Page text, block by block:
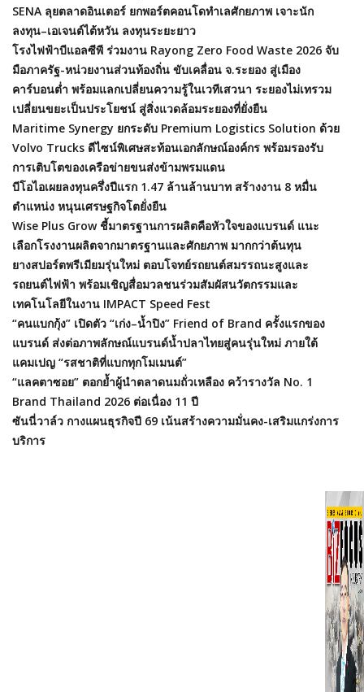
SENA ลุยตลาดอินเตอร์ ยกพอร์ตคอนโดทำเลศักยภาพ เจาะนัก
ลงทุน–เอเจนต์ไต้หวัน ลงทุนระยะยาว
โรงไฟฟ้าบีแอลซีพี ร่วมงาน Rayong Zero Food Waste 2026 จับ
มือภาครัฐ-หน่วยงานส่วนท้องถิ่น ขับเคลื่อน จ.ระยอง สู่เมือง
คาร์บอนต่ำ พร้อมแลกเปลี่ยนความรู้ในเวทีเสวนา ระยองไม่เทรวม
เปลี่ยนขยะเป็นประโยชน์ สู่สิ่งแวดล้อมระยองที่ยั่งยืน
Maritime Synergy ยกระดับ Premium Logistics Solution ด้วย
Volvo Trucks ดีไซน์พิเศษสะท้อนเอกลักษณ์องค์กร พร้อมรองรับ
การเติบโตของเครือข่ายขนส่งข้ามพรมแดน
บีโอไอเผยลงทุนครึ่งปีแรก 1.47 ล้านล้านบาท สร้างงาน 8 หมื่น
ตำแหน่ง หนุนเศรษฐกิจโตยั่งยืน
Wise Plus Grow ชี้มาตรฐานการผลิตคือหัวใจของแบรนด์ แนะ
เลือกโรงงานผลิตจากมาตรฐานและศักยภาพ มากกว่าต้นทุน
ยางสปอร์ตพรีเมียมรุ่นใหม่ ตอบโจทย์รถยนต์สมรรถนะสูงและ
รถยนต์ไฟฟ้า พร้อมเชิญสื่อมวลชนร่วมสัมผัสนวัตกรรมและ
เทคโนโลยีในงาน IMPACT Speed Fest
“คนแบกกุ้ง” เปิดตัว “เก่ง–น้ำปิง” Friend of Brand ครั้งแรกของ
แบรนด์ ส่งต่อภาพลักษณ์แบรนด์น้ำปลาไทยสู่คนรุ่นใหม่ ภายใต้
แคมเปญ “รสชาติที่แบกทุกโมเมนต์”
“แลคตาซอย” ตอกย้ำผู้นำตลาดนมถั่วเหลือง คว้ารางวัล No. 1
Brand Thailand 2026 ต่อเนื่อง 11 ปี
ซันนี่วาล์ว กางแผนธุรกิจปี 69 เน้นสร้างความมั่นคง-เสริมแกร่งการ
บริการ